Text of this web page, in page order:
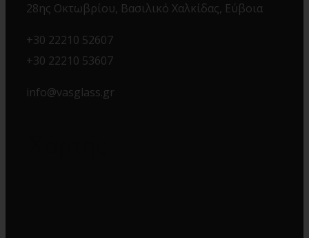
28ης Οκτωβρίου, Βασιλικό Χαλκίδας, Εύβοια
+30 22210 52607
+30 22210 53607
info@vasglass.gr